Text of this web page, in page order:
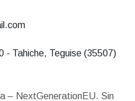
- Tahiche, Teguise (35507)
– NextGenerationEU. Sin